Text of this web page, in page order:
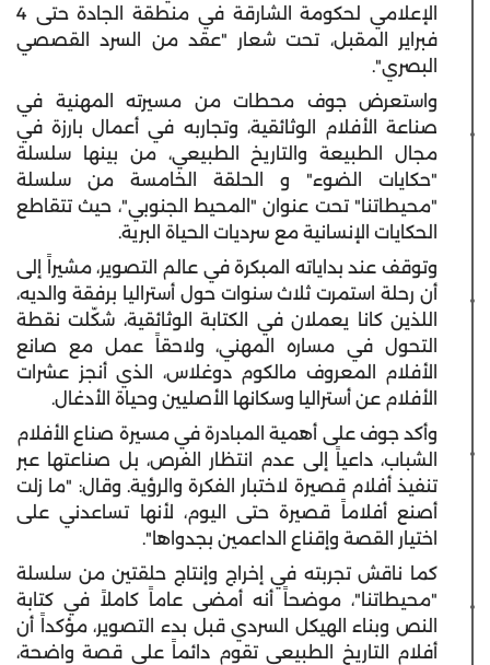
الإعلامي لحكومة الشارقة في منطقة الجادة حتى 4
فبراير المقبل، تحت شعار "عقد من السرد القصصي
البصري".
واستعرض جوف محطات من مسيرته المهنية في
صناعة الأفلام الوثائقية، وتجاربه في أعمال بارزة في
مجال الطبيعة والتاريخ الطبيعي، من بينها سلسلة
"حكايات الضوء" و الحلقة الخامسة من سلسلة
"محيطاتنا" تحت عنوان "المحيط الجنوبي"، حيث تتقاطع
الحكايات الإنسانية مع سرديات الحياة البرية.
وتوقف عند بداياته المبكرة في عالم التصوير، مشيراً إلى
أن رحلة استمرت ثلاث سنوات حول أستراليا برفقة والديه،
اللذين كانا يعملان في الكتابة الوثائقية، شكّلت نقطة
التحول في مساره المهني، ولاحقاً عمل مع صانع
الأفلام المعروف مالكوم دوغلاس، الذي أنجز عشرات
الأفلام عن أستراليا وسكانها الأصليين وحياة الأدغال.
وأكد جوف على أهمية المبادرة في مسيرة صناع الأفلام
الشباب، داعياً إلى عدم انتظار الفرص، بل صناعتها عبر
تنفيذ أفلام قصيرة لاختبار الفكرة والرؤية. وقال: "ما زلت
أصنع أفلاماً قصيرة حتى اليوم، لأنها تساعدني على
اختيار القصة وإقناع الداعمين بجدواها".
كما ناقش تجربته في إخراج وإنتاج حلقتين من سلسلة
"محيطاتنا"، موضحاً أنه أمضى عاماً كاملاً في كتابة
النص وبناء الهيكل السردي قبل بدء التصوير، مؤكداً أن
أفلام التاريخ الطبيعي تقوم دائماً على قصة واضحة،